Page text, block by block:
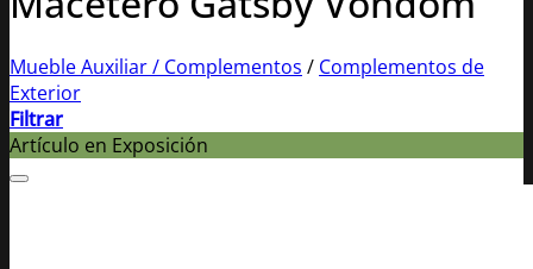
Mueble Auxiliar / Complementos / Complementos de
Exterior
Filtrar
Artículo en Exposición